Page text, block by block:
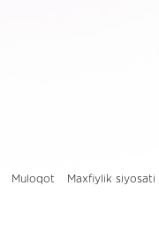
Muloqot Maxfiylik siyosati